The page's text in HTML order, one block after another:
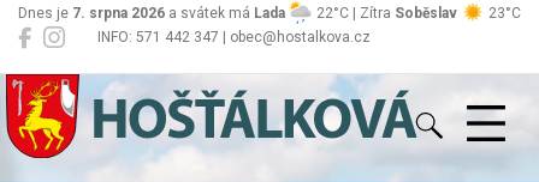
INFO: 571 442 347 | obec@hostalkova.cz
Dnes je 7. srpna 2026 a svátek má Lada 22°C | Zítra Soběslav 23°C
Hošťálková